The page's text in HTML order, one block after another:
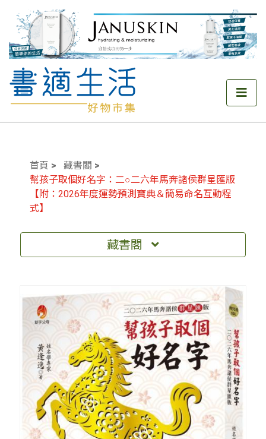
首頁
藏書閣
幫孩子取個好名字：二○二六年馬奔諸侯群星匯版
【附：2026年度運勢預測寶典＆簡易命名互動程
式】
藏書閣